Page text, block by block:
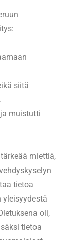
siitä
muistutti
miettiä,
tietoa
yleisyydestä
oli,
tietoa